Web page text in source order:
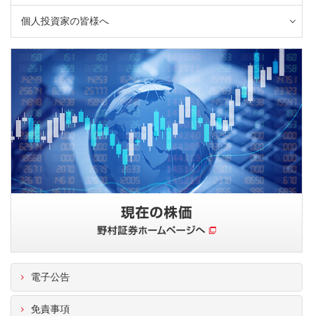
個人投資家の皆様へ
電子公告
免責事項